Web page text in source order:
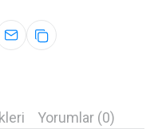
Yorumlar (0)